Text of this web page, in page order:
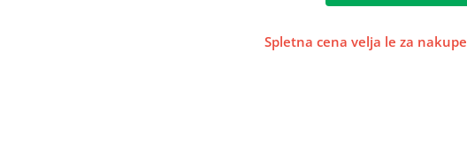
Spletna cena velja le za